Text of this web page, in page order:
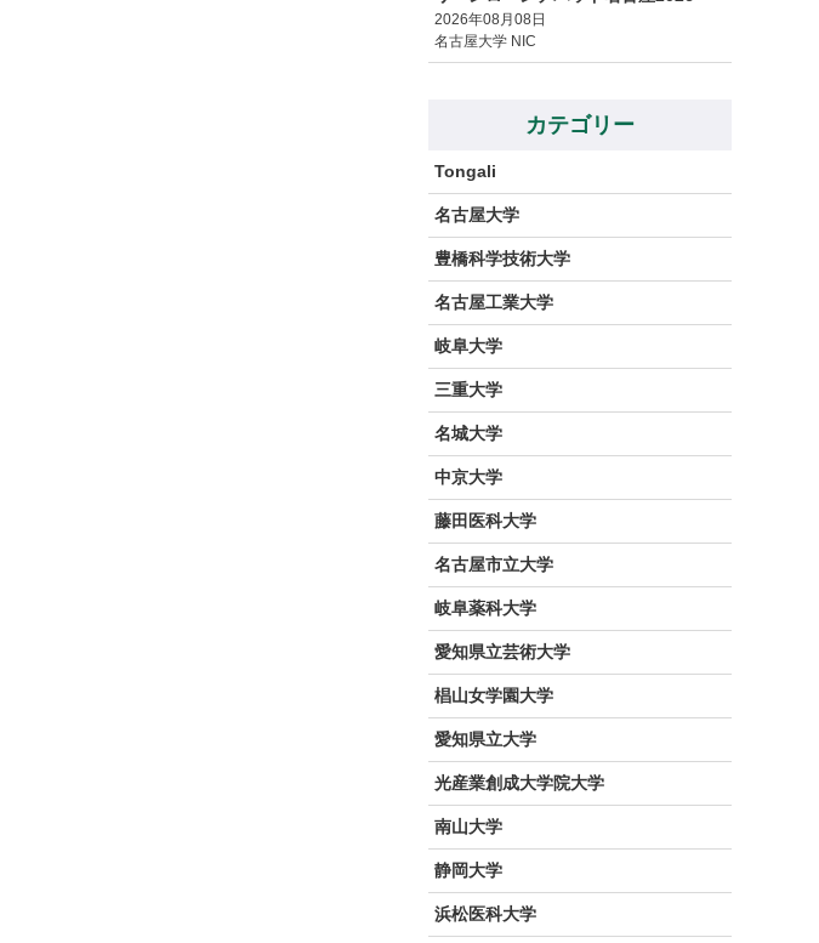
2026年08月08日
名古屋大学 NIC
カテゴリー
Tongali
名古屋大学
豊橋科学技術大学
名古屋工業大学
岐阜大学
三重大学
名城大学
中京大学
藤田医科大学
名古屋市立大学
岐阜薬科大学
愛知県立芸術大学
椙山女学園大学
愛知県立大学
光産業創成大学院大学
南山大学
静岡大学
浜松医科大学